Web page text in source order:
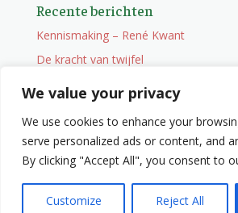
We value your privacy
We use cookies to enhance your
serve personalized ads or content, and
By clicking "Accept All", you consent to
Customize Reject All
Recente berichten
Kennismaking – René Kwant
De kracht van twijfel
Onderweg
Wat je niet zocht maar wel vindt